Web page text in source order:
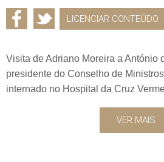
LICENCIAR CONTEÚDO
Visita de Adriano Moreira a António
presidente do Conselho de
internado no Hospital da Cruz
VER MAIS